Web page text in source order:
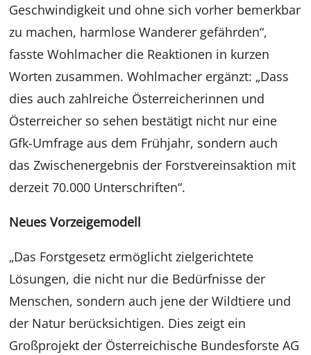
Geschwindigkeit und ohne sich vorher bemerkbar
zu machen, harmlose Wanderer gefährden“,
fasste Wohlmacher die Reaktionen in kurzen
Worten zusammen. Wohlmacher ergänzt: „Dass
dies auch zahlreiche Österreicherinnen und
Österreicher so sehen bestätigt nicht nur eine
Gfk-Umfrage aus dem Frühjahr, sondern auch
das Zwischenergebnis der Forstvereinsaktion mit
derzeit 70.000 Unterschriften“.
Neues Vorzeigemodell
„Das Forstgesetz ermöglicht zielgerichtete
Lösungen, die nicht nur die Bedürfnisse der
Menschen, sondern auch jene der Wildtiere und
der Natur berücksichtigen. Dies zeigt ein
Großprojekt der Österreichische Bundesforste AG